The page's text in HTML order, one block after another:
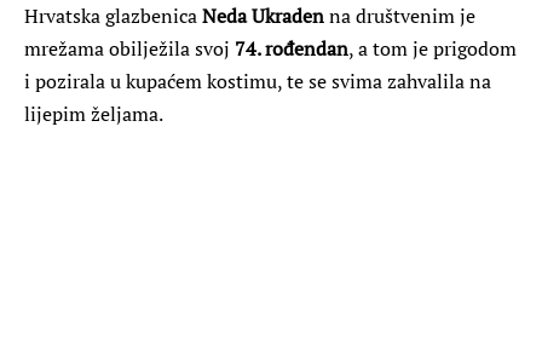
Hrvatska glazbenicaNeda Ukradenna društvenim je
mrežama obilježila svoj 74. rođendan, a tom je prigodom
i pozirala u kupaćem kostimu, te se svima zahvalila na
lijepim željama.